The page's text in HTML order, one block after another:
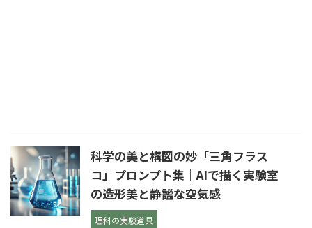
科学の美と構図の妙「三角フラス
コ」プロンプト集｜AIで描く実験室
の造形美と静謐な空気感
理科の実験道具